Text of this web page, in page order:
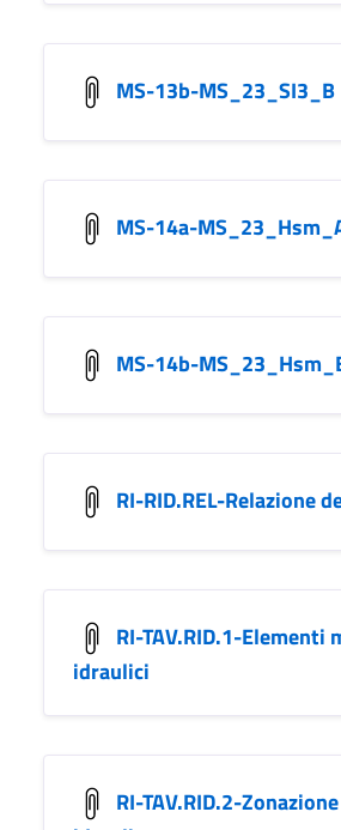
MS-13b-MS_23_SI3_B
MS-14a-
MS-14b-
RI-RID.REL-Relazione
RI-TAV.RID.1-Elementi
idraulici
RI-TAV.RID.2-